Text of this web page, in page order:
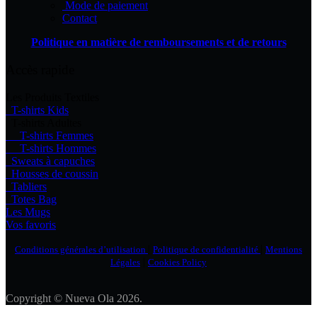
Mode de paiement
Contact
Politique en matière de remboursements et de retours
T-shirts Kids
T-shirts Femmes
T-shirts Hommes
Sweats à capuches
Housses de coussin
Tabliers
Totes Bag
Les Mugs
Vos favoris
Conditions générales d’utilisation Politique de confidentialité
Mentions
Légales
Cookies Policy
Copyright © Nueva Ola 2026.